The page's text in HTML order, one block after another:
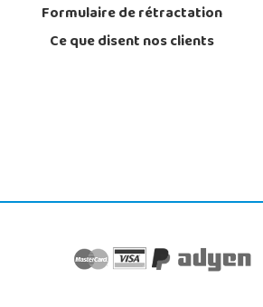
Formulaire de rétractation
Ce que disent nos clients